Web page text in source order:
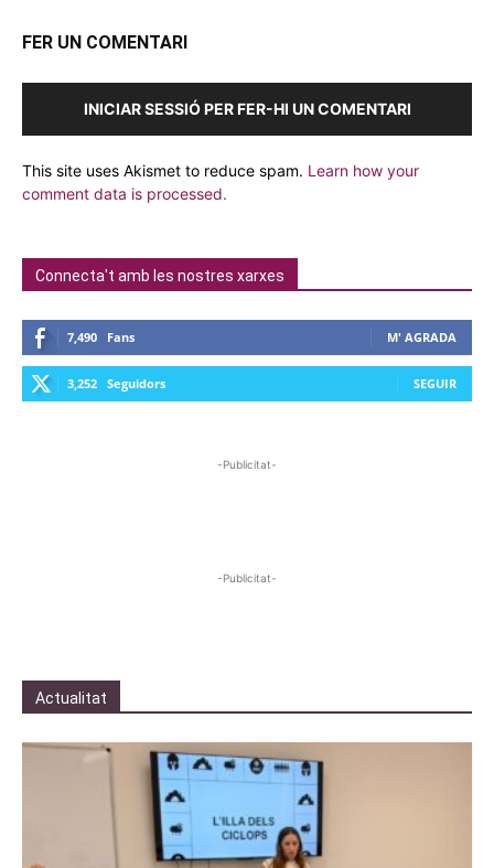
FER UN COMENTARI
INICIAR SESSIÓ PER FER-HI UN COMENTARI
This site uses Akismet to reduce spam. Learn how your
comment data is processed.
Connecta't amb les nostres xarxes
7,490 Fans M' AGRADA
3,252 Seguidors SEGUIR
-Publicitat-
-Publicitat-
Actualitat